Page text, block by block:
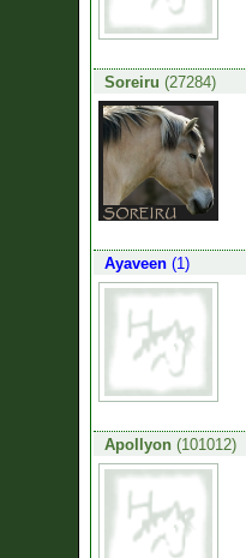
Soreiru (27284)
Ayaveen(1)
Apollyon(101012)